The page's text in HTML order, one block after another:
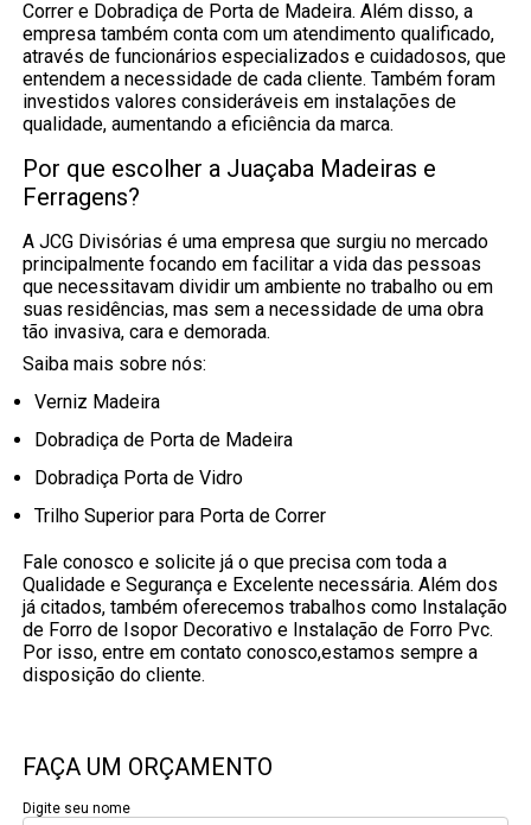
Correr e Dobradiça de Porta de Madeira. Além disso, a
empresa também conta com um atendimento qualificado,
através de funcionários especializados e cuidadosos, que
entendem a necessidade de cada cliente. Também foram
investidos valores consideráveis em instalações de
qualidade, aumentando a eficiência da marca.
Por que escolher a Juaçaba Madeiras e
Ferragens?
A JCG Divisórias é uma empresa que surgiu no mercado
principalmente focando em facilitar a vida das pessoas
que necessitavam dividir um ambiente no trabalho ou em
suas residências, mas sem a necessidade de uma obra
tão invasiva, cara e demorada.
Saiba mais sobre nós:
Verniz Madeira
Dobradiça de Porta de Madeira
Dobradiça Porta de Vidro
Trilho Superior para Porta de Correr
Fale conosco e solicite já o que precisa com toda a
Qualidade e Segurança e Excelente necessária. Além dos
já citados, também oferecemos trabalhos como Instalação
de Forro de Isopor Decorativo e Instalação de Forro Pvc.
Por isso, entre em contato conosco,estamos sempre a
disposição do cliente.
FAÇA UM ORÇAMENTO
Digite seu nome